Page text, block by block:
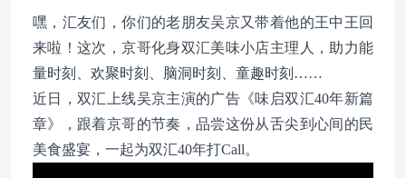
嘿，汇友们，你们的老朋友吴京又带着他的王中王回
来啦！这次，京哥化身双汇美味小店主理人，助力能
量时刻、欢聚时刻、脑洞时刻、童趣时刻……
近日，双汇上线吴京主演的广告《味启双汇40年新篇
章》，跟着京哥的节奏，品尝这份从舌尖到心间的民
美食盛宴，一起为双汇40年打Call。